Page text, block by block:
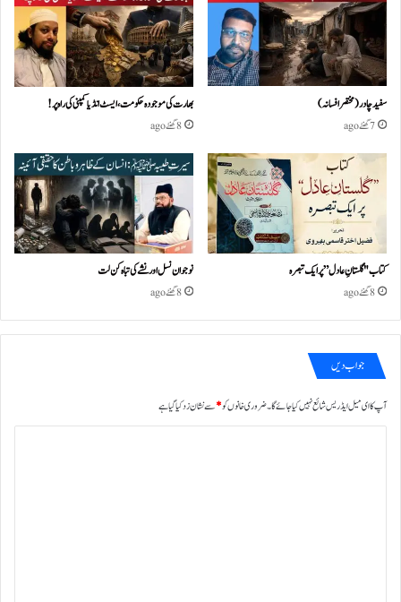
سفید چادر( مختصر افسانہ)
7 گھنٹے ago
بھارت کی موجودہ حکومت،ایسٹ انڈیا کمپنی کی راہ پر!
8 گھنٹے ago
کتاب "گلستانِ عادل” پر ایک تبصرہ
8 گھنٹے ago
نوجوان نسل اور نشے کی تباہ کن لت
8 گھنٹے ago
جواب دیں
آپ کا ای میل ایڈریس شائع نہیں کیا جائے گا۔ضروری خانوں کو*سے نشان زد کیا گیا ہے